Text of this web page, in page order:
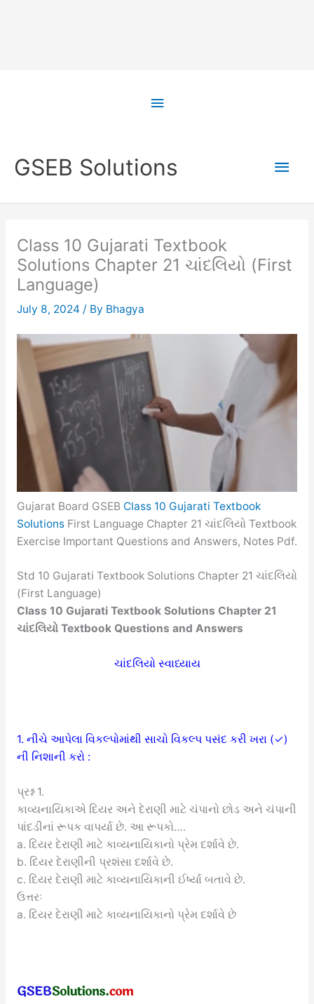
Above
GSEB Solutions
Main
Class 10 Gujarati Textbook
Solutions Chapter 21 ચાંદલિયો (First
Language)
July 8, 2024 / By Bhagya
Gujarat Board GSEB Class 10 Gujarati Textbook
SolutionsFirst Language Chapter 21 ચાંદલિયો Textbook
Exercise Important Questions and Answers, Notes Pdf.
Std 10 Gujarati Textbook Solutions Chapter 21 ચાંદલિયો
(First Language)
Class 10 Gujarati Textbook Solutions Chapter 21
ચાંદલિયો Textbook Questions and Answers
ચાંદલિયો સ્વાધ્યાય
1. નીચે આપેલા વિકલ્પોમાંથી સાચો વિકલ્પ પસંદ કરી ખરા (✓)
ની નિશાની કરો :
પ્રશ્ન 1.
કાવ્યનાયિકાએ દિયર અને દેરાણી માટે ચંપાનો છોડ અને ચંપાની
પાંદડીનાં રૂપક વાપર્યા છે. આ રૂપકો….
a. દિયર દેરાણી માટે કાવ્યનાયિકાનો પ્રેમ દર્શાવે છે.
b. દિયર દેરાણીની પ્રશંસા દર્શાવે છે.
c. દિયર દેરાણી માટે કાવ્યનાયિકાની ઈર્ષ્યા બતાવે છે.
ઉત્તરઃ
a. દિયર દેરાણી માટે કાવ્યનાયિકાનો પ્રેમ દર્શાવે છે